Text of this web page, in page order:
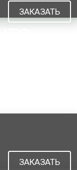
ЗАКАЗАТЬ
ЗАКАЗАТЬ